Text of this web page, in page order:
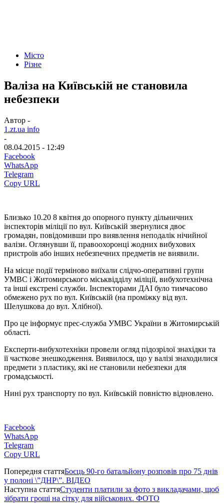
Місто
Різне
Валіза на Київській не становила
небезпеки
Автор -
1.zt.ua info
-
08.04.2015 - 12:49
Facebook
WhatsApp
Telegram
Copy URL
Близько 10.20 8 квітня до опорного пункту дільничних
інспекторів міліції по вул. Київській звернулися двоє
громадян, повідомивши про виявлення неподалік нічийної
валізи. Оглянувши її, правоохоронці жодних вибухових
пристроїв або інших небезпечних предметів не виявили.
На місце події терміново виїхали слідчо-оперативні групи
УМВС і Житомирського міськвідділу міліції, вибухотехнічна
та інші екстрені служби. Інспекторами ДАІ було тимчасово
обмежено рух по вул. Київській (на проміжку від вул.
Шелушкова до вул. Хлібної).
Про це інформує прес-служба УМВС України в Житомирській
області.
Експерти-вибухотехніки провели огляд підозрілої знахідки та
її часткове знешкодження. Виявилося, що у валізі знаходилися
предмети з пластику, які не становили небезпеки для
громадськості.
Нині рух транспорту по вул. Київській повністю відновлено.
Facebook
WhatsApp
Telegram
Copy URL
Попередня статтяБоєць 90-го батальйону розповів про 75 днів
у полоні \”ДНР\”. ВІДЕО
Наступна статтяСтуденти платили за фото з викладачами, щоб
зібрати гроші на сітку для військових. ФОТО